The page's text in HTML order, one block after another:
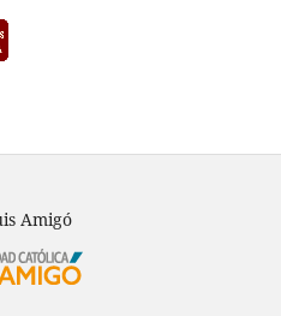
Amigó